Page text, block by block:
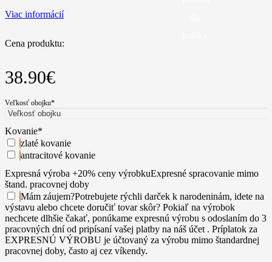
Viac informácií
Cena produktu:
38.90€
Veľkosť obojku*
Kovanie*
zlaté kovanie
antracitové kovanie
Expresná výroba +20% ceny výrobkuExpresné spracovanie mimo
štand. pracovnej doby
Mám záujem?Potrebujete rýchli darček k narodeninám, idete na
výstavu alebo chcete doručiť tovar skôr? Pokiaľ na výrobok
nechcete dlhšie čakať, ponúkame expresnú výrobu s odoslaním do 3
pracovných dní od pripísaní vašej platby na náš účet . Príplatok za
EXPRESNÚ VÝROBU je účtovaný za výrobu mimo štandardnej
pracovnej doby, často aj cez víkendy.